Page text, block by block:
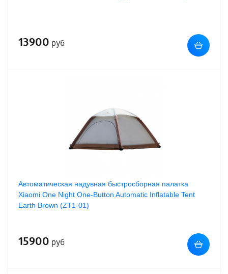
13900 руб
Автоматическая надувная быстросборная палатка
Xiaomi One Night One-Button Automatic Inflatable Tent
Earth Brown (ZT1-01)
15900 руб